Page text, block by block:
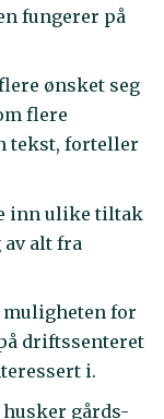
fungerer på
ønsket seg
flere
tekst, forteller
inn ulike tiltak
alt fra
for
driftssenteret
i.
gårds-